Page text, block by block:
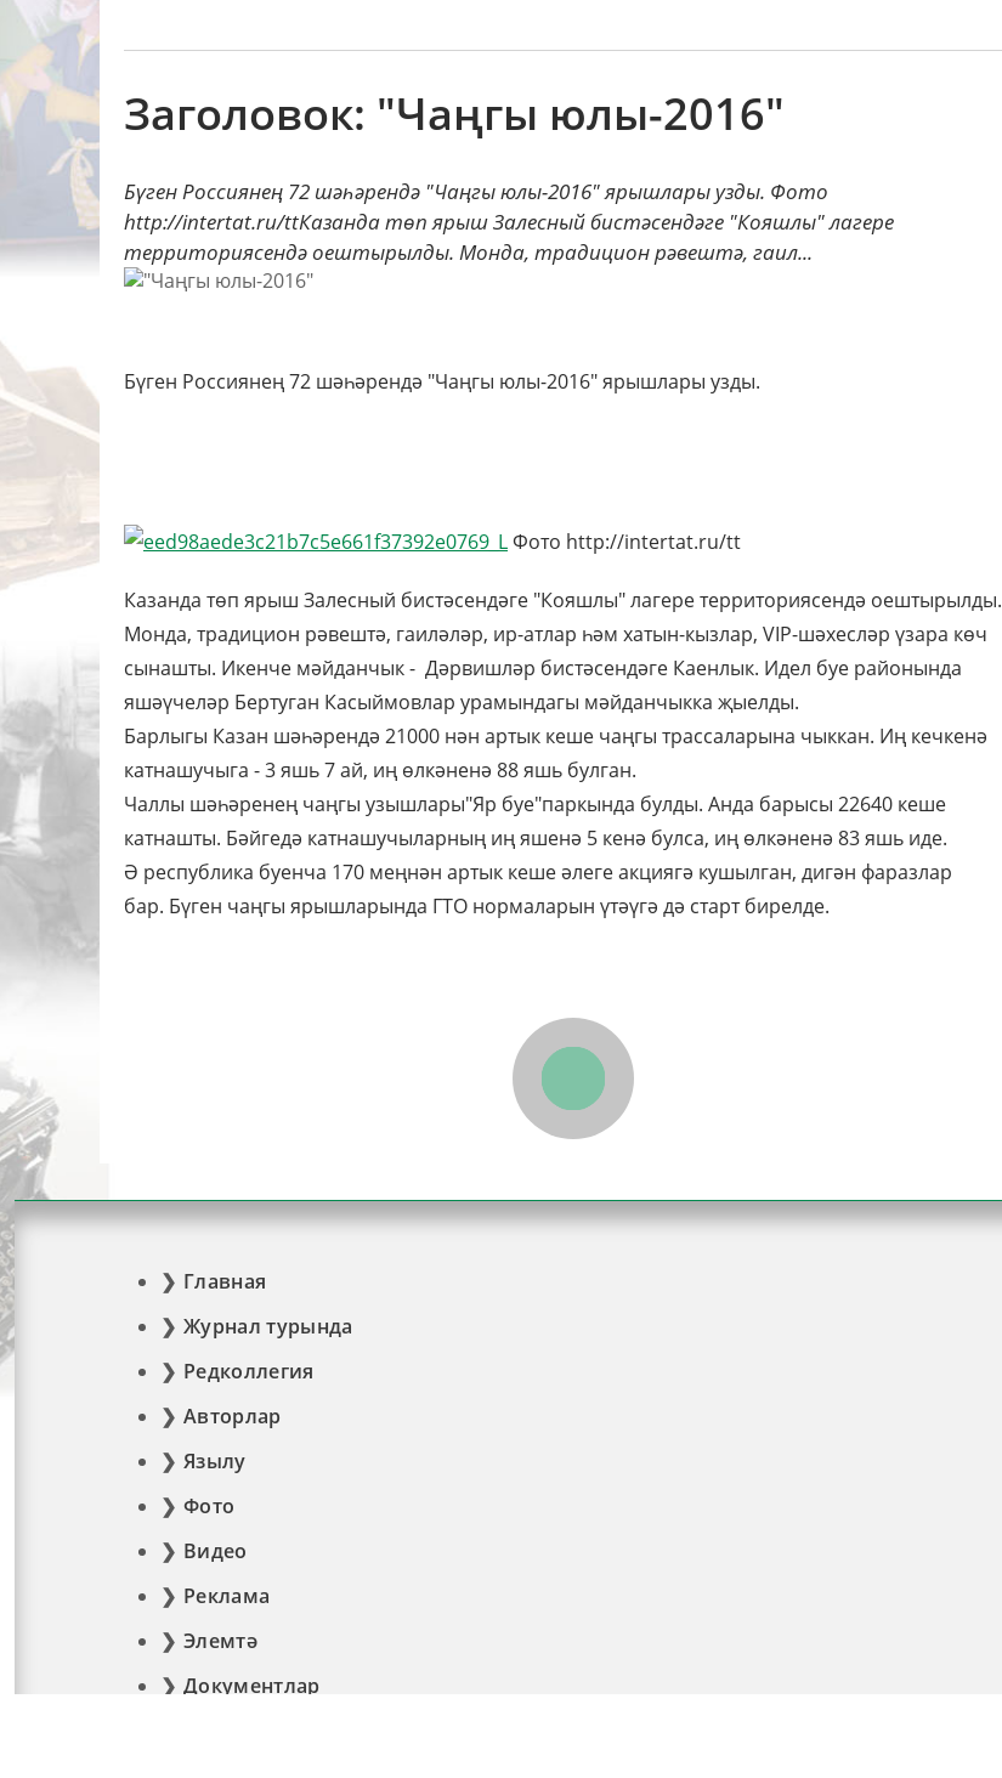
Заголовок: "Чаңгы юлы-2016"
Бүген Россиянең 72 шәһәрендә "Чаңгы юлы-2016" ярышлары узды. Фото
http://intertat.ru/ttКазанда төп ярыш Залесный бистәсендәге "Кояшлы" лагере
территориясендә оештырылды. Монда, традицион рәвештә, гаил...
Бүген Россиянең 72 шәһәрендә "Чаңгы юлы-2016" ярышлары узды.
Фото http://intertat.ru/tt
Казанда төп ярыш Залесный бистәсендәге "Кояшлы" лагере территориясендә оештырылды.
Монда, традицион рәвештә, гаиләләр, ир-атлар һәм хатын-кызлар, VIP-шәхесләр үзара көч
сынашты. Икенче мәйданчык - Дәрвишләр бистәсендәге Каенлык. Идел буе районында
яшәүчеләр Бертуган Касыймовлар урамындагы мәйданчыкка җыелды.
Барлыгы Казан шәһәрендә 21000 нән артык кеше чаңгы трассаларына чыккан. Иң кечкенә
катнашучыга - 3 яшь 7 ай, иң өлкәненә 88 яшь булган.
Чаллы шәһәренең чаңгы узышлары"Яр буе"паркында булды. Анда барысы 22640 кеше
катнашты. Бәйгедә катнашучыларның иң яшенә 5 кенә булса, иң өлкәненә 83 яшь иде.
Ә республика буенча 170 меңнән артык кеше әлеге акциягә кушылган, дигән фаразлар
бар. Бүген чаңгы ярышларында ГТО нормаларын үтәүгә дә старт бирелде.
Главная
Журнал турында
Редколлегия
Авторлар
Язылу
Фото
Видео
Реклама
Элемтә
Документлар